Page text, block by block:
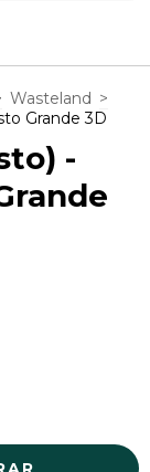
Wasteland >
Grande 3D
-